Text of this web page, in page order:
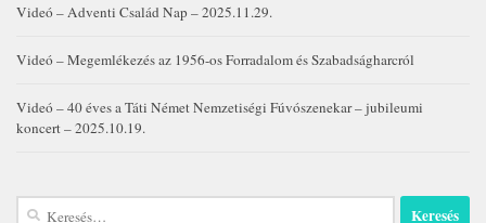
Videó – Adventi Család Nap – 2025.11.29.
Videó – Megemlékezés az 1956-os Forradalom és Szabadságharcról
Videó – 40 éves a Táti Német Nemzetiségi Fúvószenekar – jubileumi
koncert – 2025.10.19.
Keresés: